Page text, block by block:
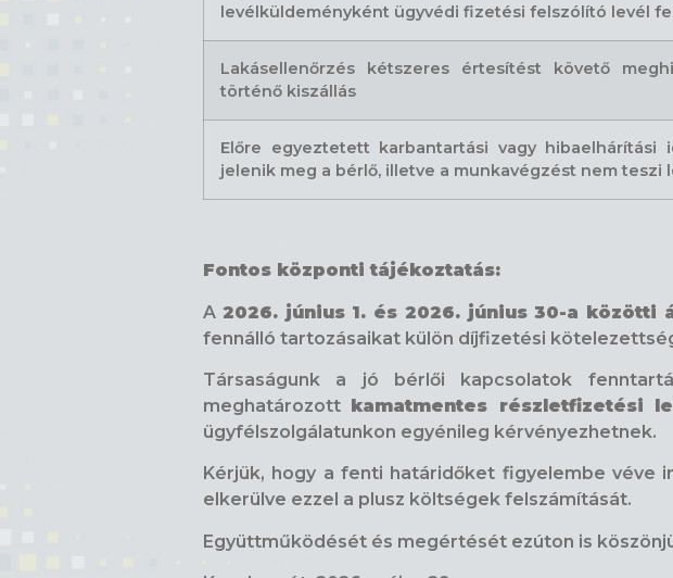
levélküldeményként ügyvédi fizetési felszólító levél
Lakásellenőrzés kétszeres értesítést követő
történő kiszállás
Előre egyeztetett karbantartási vagy hibaelhárítási
jelenik meg a bérlő, illetve a munkavégzést nem teszi
Fontos központi tájékoztatás:
A 2026. június 1. és 2026. június 30-a közötti
fennálló tartozásaikat külön díjfizetési
Társaságunk a jó bérlői kapcsolatok
meghatározott kamatmentes részletfizetési
ügyfélszolgálatunkon egyénileg kérvényezhetnek.
Kérjük, hogy a fenti határidőket figyelembe véve
elkerülve ezzel a plusz költségek felszámítását.
Együttműködését és megértését ezúton is